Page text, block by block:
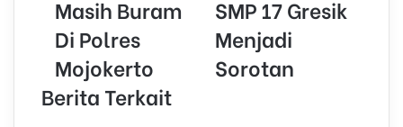
s
Masih Buram
Di Polres
Mojokerto
SMP 17 Gresik
Menjadi
Sorotan
Berita Terkait